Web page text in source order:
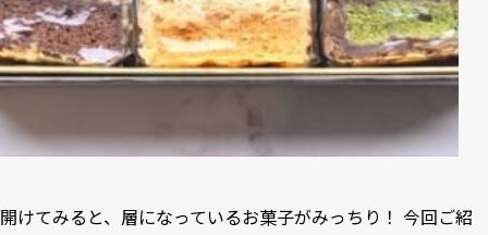
開けてみると、層になっているお菓子がみっちり！ 今回ご紹